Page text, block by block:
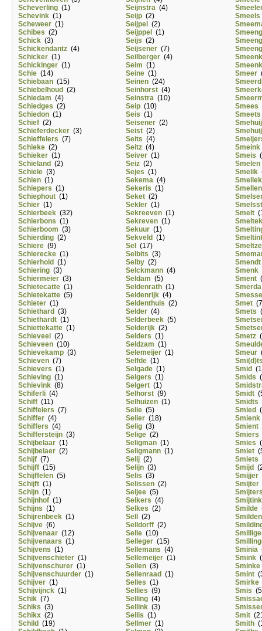
Scheverling (1)
Schevink (1)
Scheweer (1)
Schibes (2)
Schick (3)
Schickendantz (4)
Schicker (1)
Schickinger (1)
Schie (14)
Schiebaan (15)
Schiebelhoud (2)
Schiedam (4)
Schiedges (2)
Schiedon (1)
Schief (2)
Schieferdecker (3)
Schieffelers (7)
Schieke (2)
Schieker (1)
Schieland (2)
Schiele (3)
Schien (1)
Schiepers (1)
Schiephout (1)
Schier (1)
Schierbeek (32)
Schierbons (1)
Schierboom (3)
Schierding (2)
Schiere (9)
Schierecke (1)
Schierhold (1)
Schiering (3)
Schiermeier (3)
Schietecatte (1)
Schietekatte (5)
Schieter (1)
Schiethard (3)
Schiethardt (1)
Schiettekatte (1)
Schieveel
(2)
Schieveen (10)
Schievekamp (3)
Schieven (7)
Schievers (1)
Schieving (1)
Schievink (8)
Schiferli (4)
Schiff (11)
Schiffelers (7)
Schiffer (4)
Schiffers (4)
Schiffersteijn (3)
Schijbelaar (1)
Schijbelaer (2)
Schijf (7)
Schijff (15)
Schijffelen (5)
Schijft (1)
Schijn (1)
Schijnhof (1)
Schijns (1)
Schijrenbeek (1)
Schijve (6)
Schijvenaar (12)
Schijvenaars (1)
Schijvens (1)
Schijvenschieter (1)
Schijvenschurer (1)
Schijvenschuurder (1)
Schijver (1)
Schijvijnck (1)
Schik (7)
Schiks (3)
Schikx (2)
Schild (19)
Seijnstra (4)
Seijp (2)
Seijpel
(2)
Seijppel
(1)
Seijs (2)
Seijsener (7)
Seilberger (4)
Seim (1)
Seine (1)
Seinen (24)
Seinhorst (4)
Seinstra (10)
Seip (10)
Seis (1)
Seisener (2)
Seist (2)
Seits (4)
Seitz (4)
Seiver (1)
Seiz (2)
Sejes (1)
Sekema (4)
Sekeris (1)
Seket (2)
Sekler (1)
Sekreeven (1)
Sekreven (1)
Sekuur (1)
Sekveld (1)
Sel
(17)
Selbits (3)
Selby (2)
Selckmann (4)
Seldam (5)
Seldenrath (1)
Seldenrijk (4)
Seldenthuis (2)
Selder (4)
Selderbeek (5)
Selderijk (2)
Selders (1)
Seldzam (1)
Selemeijer (1)
Selfde (1)
Selgade (1)
Selgers (1)
Selgert (1)
Selhorst (9)
Selhuizen (1)
Selie (5)
Selier (18)
Selig (3)
Selige (2)
Seligman (1)
Seligmann (1)
Selij (2)
Selijn (3)
Selis (3)
Selissen (2)
Seljee (5)
Selkers (4)
Selkes (2)
Sell
(2)
Selldorff (2)
Selle (10)
Selleger (15)
Sellemans (4)
Sellemeijer (1)
Sellen (3)
Sellenraad (1)
Selles (1)
Sellies (9)
Selling (4)
Sellink (3)
Sellis (1)
Sellmer (1)
Smeels
Smeeng
Smeenk
Smeer
Smees
Smeets
Smeink
Smeis
Smelen
Smelik
Smelt
Smendt
Smenk
Sment
Smerda
Smet
Smets
Smetz
Smeur
Smid
Smids
Smidt
Smidts
Smied
Smienk
Smient
Smiers
Smies
Smiet
Smiets
Smijd
Smijjer
Smijter
Smijtink
Smilde
Sminia
Smink
Sminke
Smint
Smirke
Smis
Smit
Smith